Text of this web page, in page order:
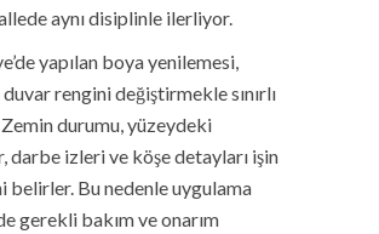
aynı disiplinle ilerliyor.
yapılan boya yenilemesi,
duvar rengini değiştirmekle sınırlı
durumu, yüzeydeki
darbe izleri ve köşe detayları işin
belirler. Bu nedenle uygulama
gerekli bakım ve onarım